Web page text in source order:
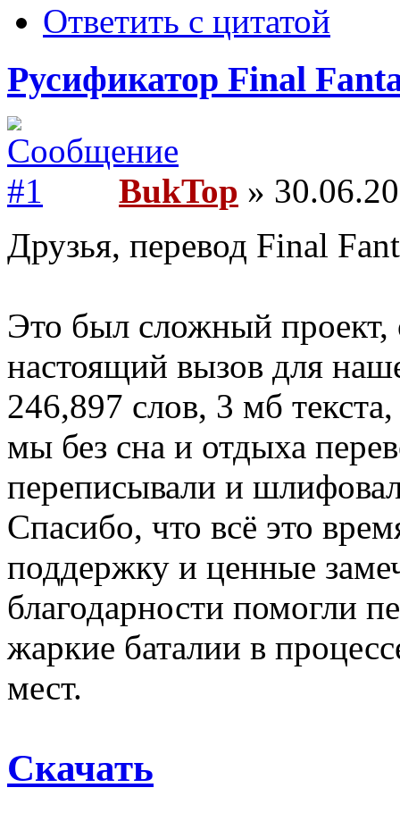
Ответить с цитатой
Русификатор Final
BukTop »
Друзья, перевод Final
Это был сложный проект,
настоящий вызов для
246,897 слов, 3 мб
мы без сна и отдыха
переписывали и
Спасибо, что всё это
поддержку и ценные
благодарности помогли
жаркие баталии в
мест.
Скачать